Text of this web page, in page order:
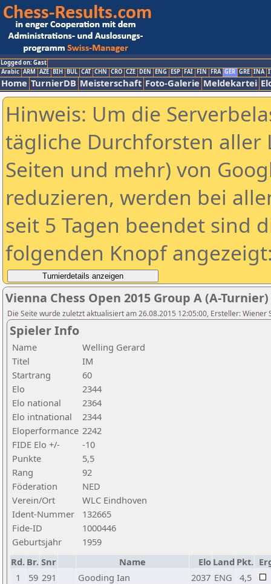
Logged on: Gast
Arabic ARM AZE BIH BUL CAT CHN CRO CZE DEN ENG ESP FAI FIN FRA GER GRE INA
Home TurnierDB Meisterschaft Foto-Galerie Meldekartei
Hinweis: Um die
tägliche Durchforsten aller
Seiten und mehr) von
reduzieren, werden bei
seit 5 Tagen beendet sind
folgenden Knopf
Vienna Chess Open 2015 Group A (A-Turnier)
Die Seite wurde zuletzt aktualisiert am 26.08.2015 12:05:00, Ersteller:
Spieler Info
Name
Welling Gerard
Titel
IM
Startrang
60
Elo
2344
Elo national
2364
Elo intnational
2344
Eloperformance 2242
FIDE Elo +/-
-10
Punkte
5,5
Rang
92
Föderation
NED
Verein/Ort
WLC Eindhoven
Ident-Nummer
132665
Fide-ID
1000446
Geburtsjahr
1959
Rd. Br. Snr Name Elo Land Pkt.
1
59 291 Gooding Ian 2037 ENG 4,5